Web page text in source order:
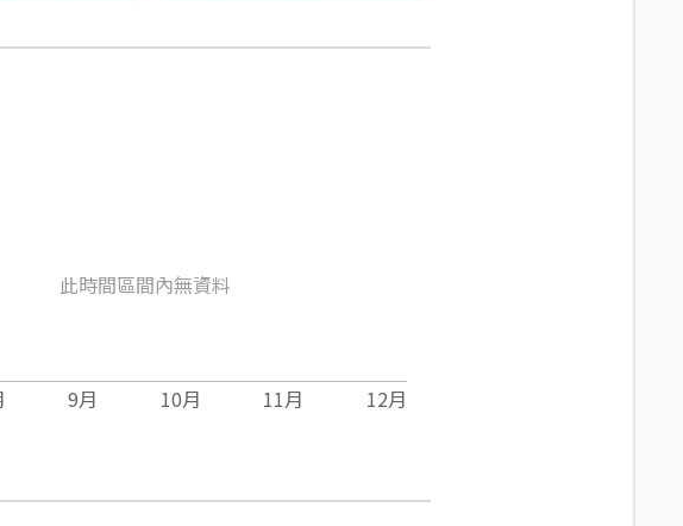
此時間區間內無資料
9月 10月 11月 12月